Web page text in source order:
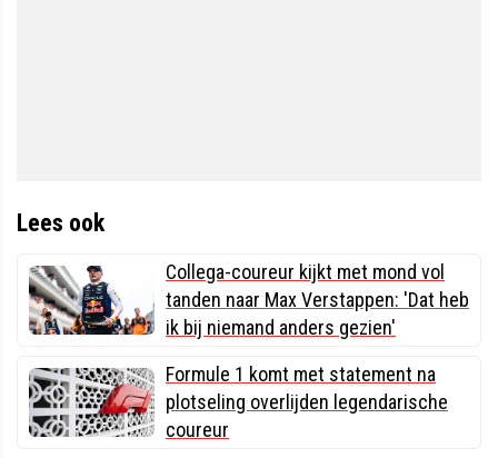
Lees ook
Collega-coureur kijkt met mond vol
tanden naar Max Verstappen: 'Dat heb
ik bij niemand anders gezien'
Formule 1 komt met statement na
plotseling overlijden legendarische
coureur